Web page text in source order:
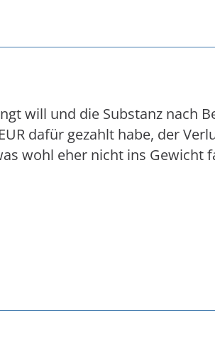
will und die Substanz nach
dafür gezahlt habe, der
wohl eher nicht ins Gewicht